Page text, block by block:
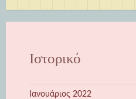
Ιστορικό
Ιανουάριος 2022